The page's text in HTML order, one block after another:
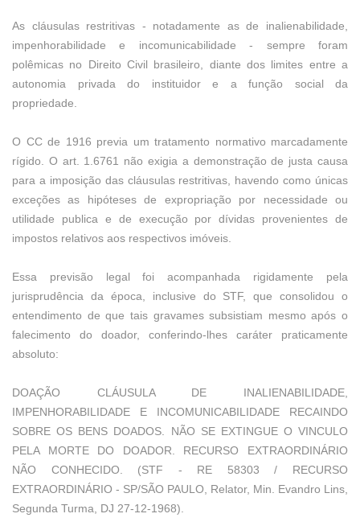
As cláusulas restritivas - notadamente as de inalienabilidade,
impenhorabilidade e incomunicabilidade - sempre foram
polêmicas no Direito Civil brasileiro, diante dos limites entre a
autonomia privada do instituidor e a função social da
propriedade.
O CC de 1916 previa um tratamento normativo marcadamente
rígido. O art. 1.6761 não exigia a demonstração de justa causa
para a imposição das cláusulas restritivas, havendo como únicas
exceções as hipóteses de expropriação por necessidade ou
utilidade publica e de execução por dívidas provenientes de
impostos relativos aos respectivos imóveis.
Essa previsão legal foi acompanhada rigidamente pela
jurisprudência da época, inclusive do STF, que consolidou o
entendimento de que tais gravames subsistiam mesmo após o
falecimento do doador, conferindo-lhes caráter praticamente
absoluto:
DOAÇÃO CLÁUSULA DE INALIENABILIDADE,
IMPENHORABILIDADE E INCOMUNICABILIDADE RECAINDO
SOBRE OS BENS DOADOS. NÃO SE EXTINGUE O VINCULO
PELA MORTE DO DOADOR. RECURSO EXTRAORDINÁRIO
NÃO CONHECIDO. (STF - RE 58303 / RECURSO
EXTRAORDINÁRIO - SP/SÃO PAULO, Relator, Min. Evandro Lins,
Segunda Turma, DJ 27-12-1968).